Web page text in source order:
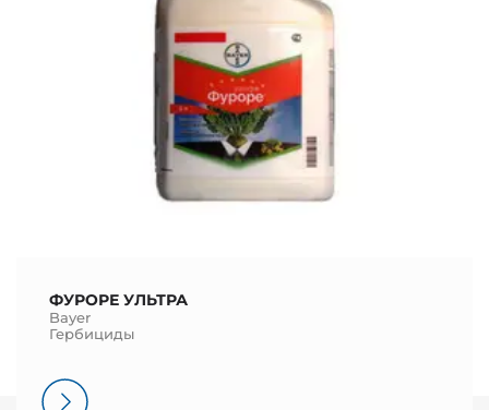
ФУРОРЕ УЛЬТРА
Bayer
Гербициды